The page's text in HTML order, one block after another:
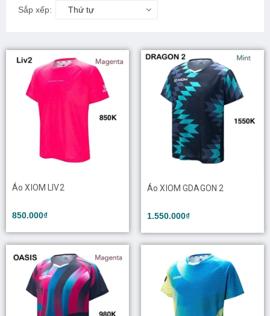
Sắp xếp: Thứ tự
Áo XIOM LIV2
850.000₫
Áo XIOM GDAGON 2
1.550.000₫